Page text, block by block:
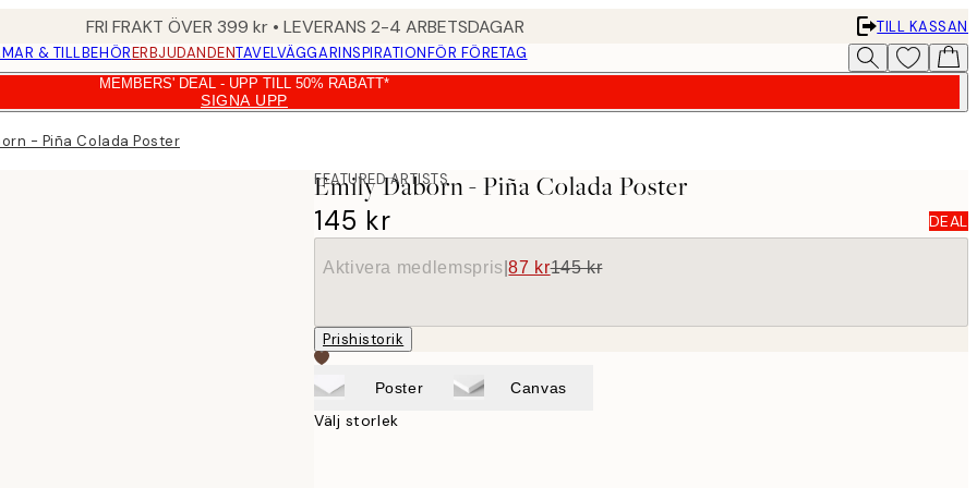
FRI FRAKT ÖVER 399 kr • LEVERANS 2-4 ARBETSDAGAR
TILL KASSAN
& TILLBEHÖRERBJUDANDENTAVELVÄGGARINSPIRATIONFÖR FÖRETAG
MEMBERS' DEAL - UPP TILL 50% RABATT*
SIGNA UPP
- Piña Colada Poster
FEATURED ARTISTS
Emily Daborn - Piña Colada Poster
145 kr
DEAL
Aktivera medlemspris |87 kr145 kr
Prishistorik
Poster Canvas
Välj storlek